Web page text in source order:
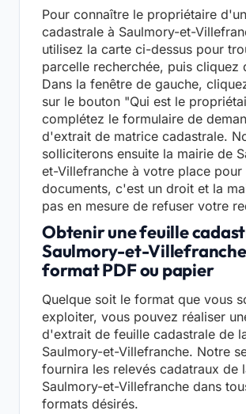
Pour connaître le propriétaire
cadastrale à Saulmory-et-
utilisez la carte ci-dessus pour
parcelle recherchée, puis cliquez
Dans la fenêtre de gauche,
sur le bouton "Qui est le
complétez le formulaire de
d'extrait de matrice cadastrale.
solliciterons ensuite la mairie de
et-Villefranche à votre place pour
documents, c'est un droit et la
pas en mesure de refuser votre
Obtenir une feuille
Saulmory-et-
format PDF ou papier
Quelque soit le format que vous
exploiter, vous pouvez réaliser
d'extrait de feuille cadastrale de
Saulmory-et-Villefranche. Notre
fournira les relevés cadatraux de
Saulmory-et-Villefranche dans
formats désirés.